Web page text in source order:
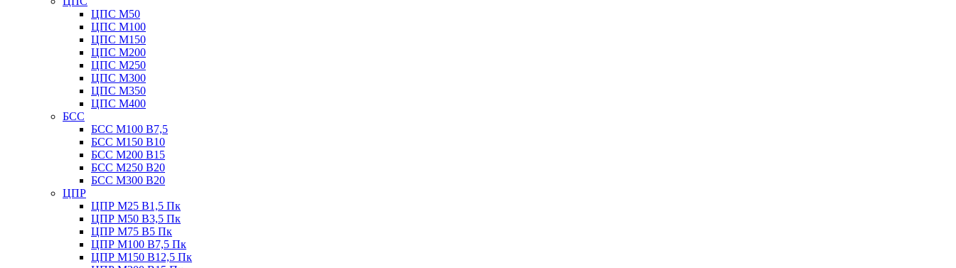
ЦПС М50
ЦПС М100
ЦПС М150
ЦПС М200
ЦПС М250
ЦПС М300
ЦПС М350
ЦПС М400
БСС
БСС М100 B7,5
БСС М150 B10
БСС М200 B15
БСС М250 B20
БСС М300 B20
ЦПР
ЦПР М25 B1,5 Пк
ЦПР М50 B3,5 Пк
ЦПР М75 B5 Пк
ЦПР М100 B7,5 Пк
ЦПР М150 B12,5 Пк